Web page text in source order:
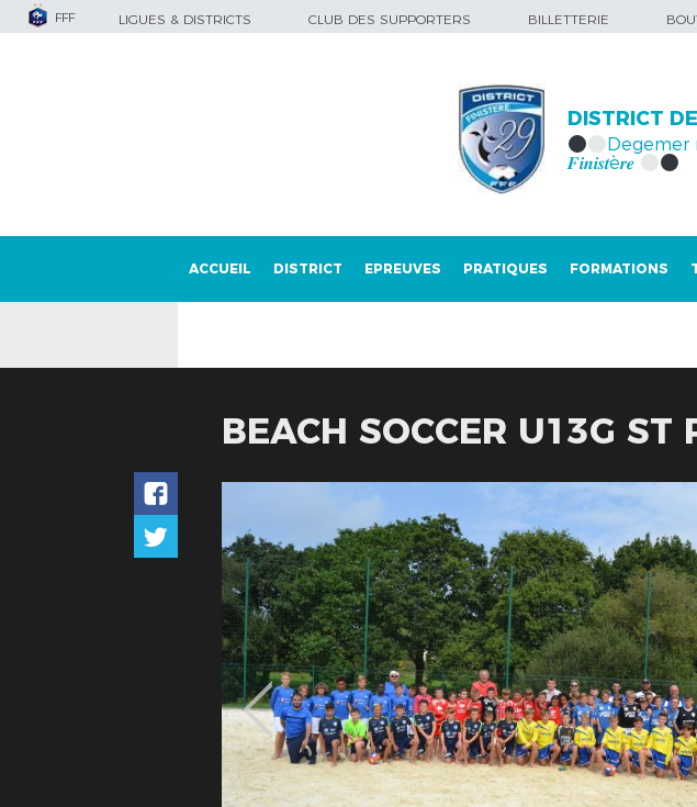
FFF LIGUES & DISTRICTS CLUB DES SUPPORTERS BILLETTERIE
DISTRICT
Degemer
𝑭𝒊𝒏𝒊𝒔𝒕è𝒓𝒆
ACCUEIL DISTRICT EPREUVES PRATIQUES FORMATIONS
BEACH SOCCER U13G ST